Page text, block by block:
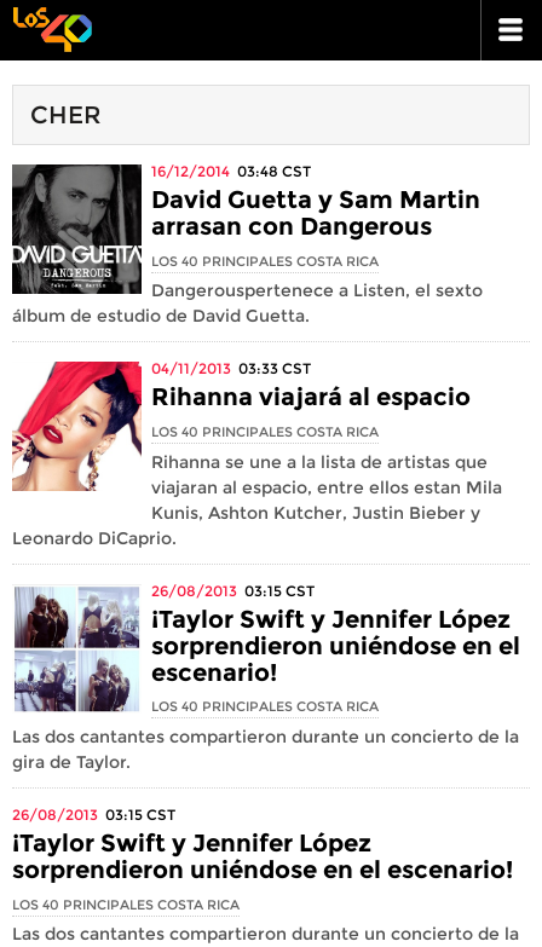
CHER
16/12/2014 03:48 CST
David Guetta y Sam Martin
arrasan con Dangerous
LOS 40 PRINCIPALES COSTA RICA
Dangerouspertenece a Listen, el sexto
álbum de estudio de David Guetta.
04/11/2013 03:33 CST
Rihanna viajará al espacio
LOS 40 PRINCIPALES COSTA RICA
Rihanna se une a la lista de artistas que
viajaran al espacio, entre ellos estan Mila
Kunis, Ashton Kutcher, Justin Bieber y
Leonardo DiCaprio.
26/08/2013 03:15 CST
¡Taylor Swift y Jennifer López
sorprendieron uniéndose en el
escenario!
LOS 40 PRINCIPALES COSTA RICA
Las dos cantantes compartieron durante un concierto de la
gira de Taylor.
26/08/2013 03:15 CST
¡Taylor Swift y Jennifer López
sorprendieron uniéndose en el escenario!
LOS 40 PRINCIPALES COSTA RICA
Las dos cantantes compartieron durante un concierto de la